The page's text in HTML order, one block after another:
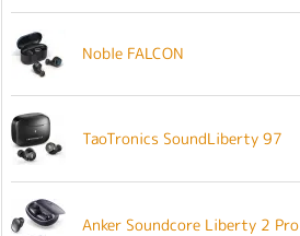
Noble FALCON
TaoTronics SoundLiberty 97
Anker Soundcore Liberty 2 Pro